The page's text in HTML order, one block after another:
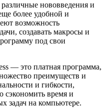
нововведения и
более удобной и
возможность
создавать макросы и
под свои
— это платная программа,
преимуществ и
и гибкости,
сэкономить время и
задач на компьютере.